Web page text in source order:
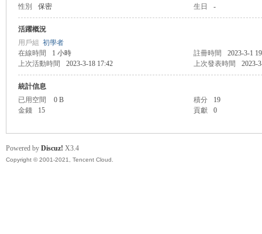
性別 保密 生日 -
活躍概況
用戶組 初學者
在線時間
1 小時 註冊時間
2023-3-1
上次活動時間
2023-3-18 17:42 上次發表時間 2023-
統計信息
已用空間
0 B 積分
19
金錢
15 貢獻 0
Powered by Discuz! X3.4
Copyright © 2001-2021, Tencent Cloud.